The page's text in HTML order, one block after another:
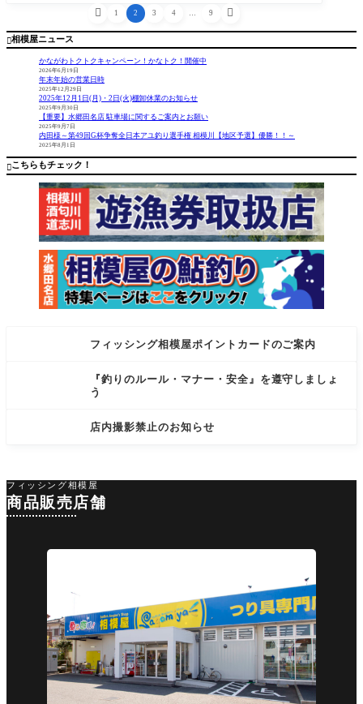
 1 2 3 4 … 9 
相模屋ニュース
かながわトクトクキャンペーン！かなトク！開催中
2026年6月19日
年末年始の営業日時
2025年12月29日
2025年12月1日(月)・2日(火)棚卸休業のお知らせ
2025年9月30日
【重要】水郷田名店 駐車場に関するご案内とお願い
2025年9月7日
内田様～第49回G杯争奪全日本アユ釣り選手権 相模川【地区予選】優勝！！～
2025年8月1日
こちらもチェック！
フィッシング相模屋ポイントカードのご案内
『釣りのルール・マナー・安全』を遵守しましょ
う
店内撮影禁止のお知らせ
フィッシング相模屋
商品販売店舗